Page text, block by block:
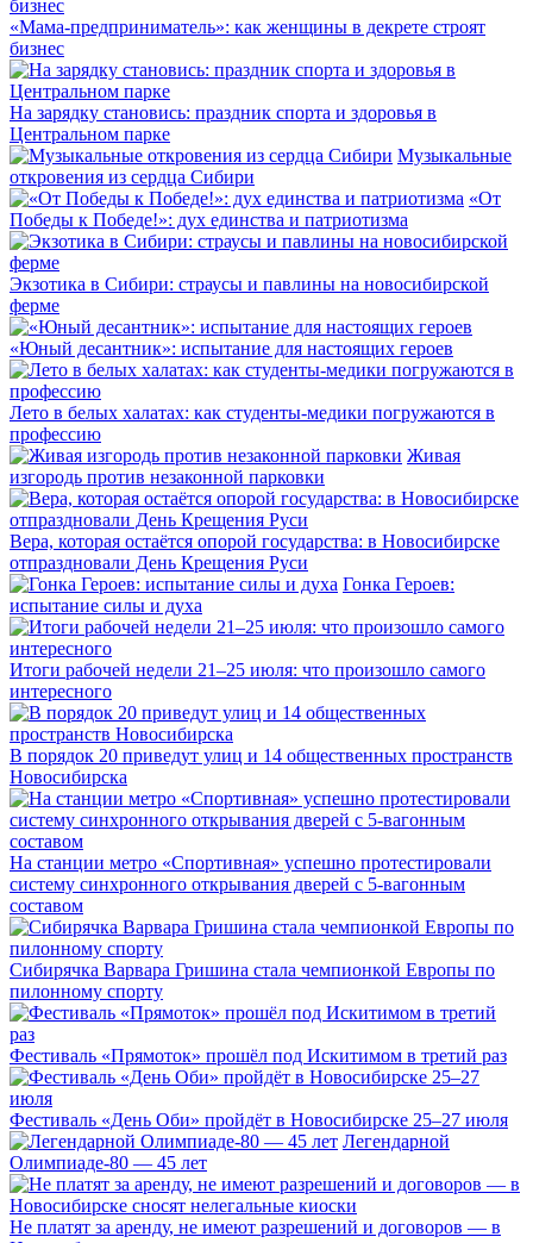
«Мама-предприниматель»: как женщины в декрете строят
бизнес
На зарядку становись: праздник спорта и здоровья в
Центральном парке
Музыкальные
откровения из сердца Сибири
«От
Победы к Победе!»: дух единства и патриотизма
Экзотика в Сибири: страусы и павлины на новосибирской
ферме
«Юный десантник»: испытание для настоящих героев
Лето в белых халатах: как студенты-медики погружаются в
профессию
Живая
изгородь против незаконной парковки
Вера, которая остаётся опорой государства: в Новосибирске
отпраздновали День Крещения Руси
Гонка Героев:
испытание силы и духа
Итоги рабочей недели 21–25 июля: что произошло самого
интересного
В порядок 20 приведут улиц и 14 общественных пространств
Новосибирска
На станции метро «Спортивная» успешно протестировали
систему синхронного открывания дверей с 5-вагонным
составом
Сибирячка Варвара Гришина стала чемпионкой Европы по
пилонному спорту
Фестиваль «Прямоток» прошёл под Искитимом в третий раз
Фестиваль «День Оби» пройдёт в Новосибирске 25–27 июля
Легендарной
Олимпиаде-80 — 45 лет
Не платят за аренду, не имеют разрешений и договоров — в